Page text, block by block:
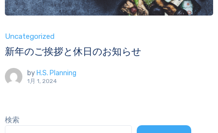
Uncategorized
新年のご挨拶と休日のお知らせ
by H.S. Planning
1月 1, 2024
検索